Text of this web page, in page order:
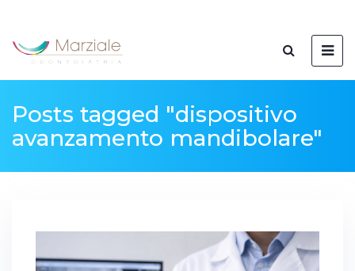
Posts tagged "dispositivo
avanzamento mandibolare"